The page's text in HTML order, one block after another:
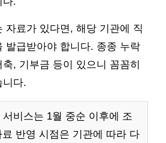
자료가 있다면, 해당 기관에 직
발급받아야 합니다. 종종 누락
, 기부금 등이 있으니 꼼꼼히
니다.
서비스는 1월 중순 이후에 조
반영 시점은 기관에 따라 다